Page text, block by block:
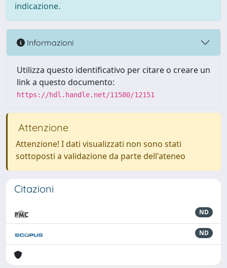
indicazione.
Informazioni
Utilizza questo identificativo per citare o creare un
link a questo documento:
https://hdl.handle.net/11580/12151
Attenzione
Attenzione! I dati visualizzati non sono stati
sottoposti a validazione da parte dell'ateneo
Citazioni
ND
ND